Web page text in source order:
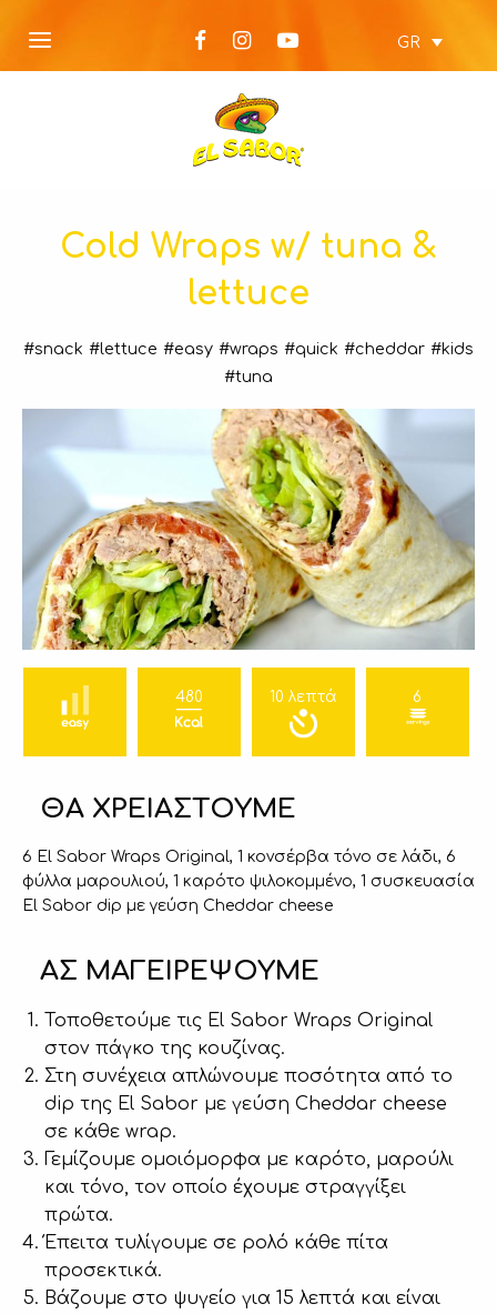
GR
Cold Wraps w/ tuna &
lettuce
#snack #lettuce #easy #wraps #quick #cheddar #kids
#tuna
480 10 λεπτά 6
ΘΑ ΧΡΕΙΑΣΤΟΥΜΕ
6 El Sabor Wraps Original, 1 κονσέρβα τόνο σε λάδι, 6
φύλλα μαρουλιού, 1 καρότο ψιλοκομμένο, 1 συσκευασία
El Sabor dip με γεύση Cheddar cheese
ΑΣ ΜΑΓΕΙΡΕΨΟΥΜΕ
Τοποθετούμε τις El Sabor Wraps Original
στον πάγκο της κουζίνας.
Στη συνέχεια απλώνουμε ποσότητα από το
dip της El Sabor με γεύση Cheddar cheese
σε κάθε wrap.
Γεμίζουμε ομοιόμορφα με καρότο, μαρούλι
και τόνο, τον οποίο έχουμε στραγγίξει
πρώτα.
Έπειτα τυλίγουμε σε ρολό κάθε πίτα
προσεκτικά.
Βάζουμε στο ψυγείο για 15 λεπτά και είναι